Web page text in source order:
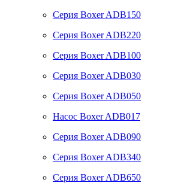
Серия Boxer ADB150
Серия Boxer ADB220
Серия Boxer ADB100
Серия Boxer ADB030
Серия Boxer ADB050
Насос Boxer ADB017
Серия Boxer ADB090
Серия Boxer ADB340
Серия Boxer ADB650